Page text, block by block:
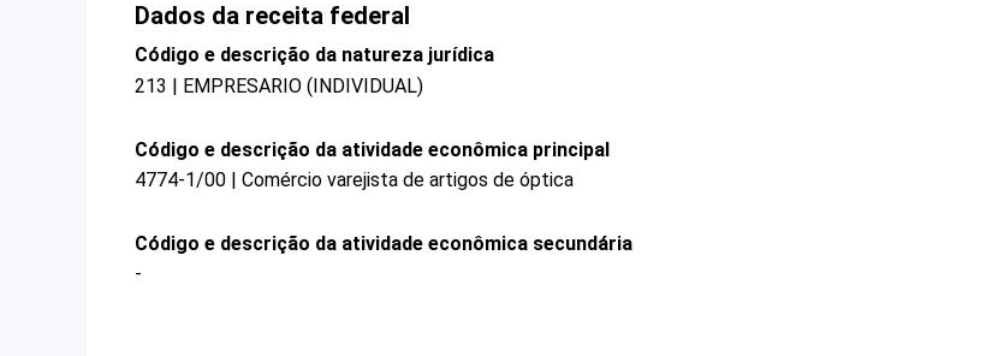
Dados da receita federal
Código e descrição da natureza jurídica
213 | EMPRESARIO (INDIVIDUAL)
Código e descrição da atividade econômica principal
4774-1/00 | Comércio varejista de artigos de óptica
Código e descrição da atividade econômica secundária
-